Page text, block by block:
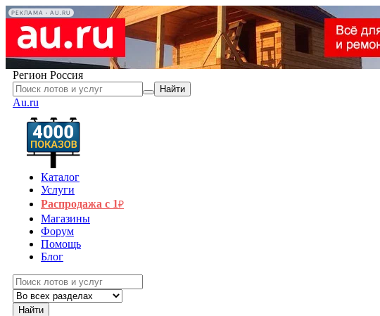
РЕКЛАМА • AU.RU
Регион Россия
Найти
Au.ru
Каталог
Услуги
Распродажа с 1₽
Магазины
Форум
Помощь
Блог
Найти